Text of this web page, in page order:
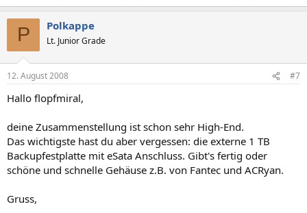
P Polkappe
Lt. Junior Grade
12. August 2008 #7
Hallo flopfmiral,
deine Zusammenstellung ist schon sehr High-End.
Das wichtigste hast du aber vergessen: die externe 1 TB
Backupfestplatte mit eSata Anschluss. Gibt's fertig oder
schöne und schnelle Gehäuse z.B. von Fantec und ACRyan.
Gruss,